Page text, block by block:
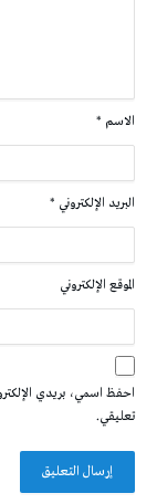
الاسم *
البريد الإلكتروني *
الموقع الإلكتروني
احفظ اسمي، بريدي
تعليقي.